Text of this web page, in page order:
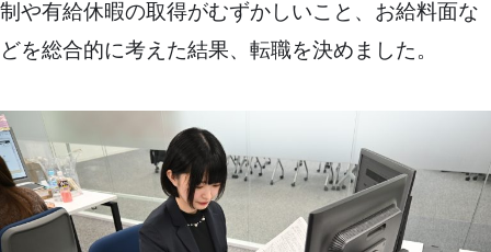
制や有給休暇の取得がむずかしいこと、お給料面な
どを総合的に考えた結果、転職を決めました。